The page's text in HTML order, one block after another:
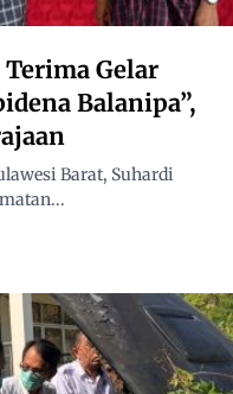
Gelar
Balanipa”,
Barat, Suhardi